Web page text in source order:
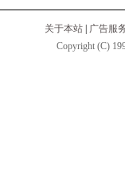
关于本站
广告服
Copyright (C)